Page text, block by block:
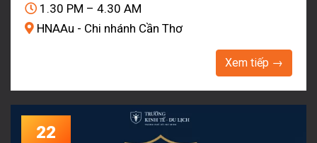
1.30 PM – 4.30 AM
HNAAu - Chi nhánh Cần Thơ
Xem tiếp →
22